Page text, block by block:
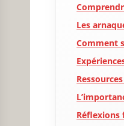
Les
Comment
Réflexions